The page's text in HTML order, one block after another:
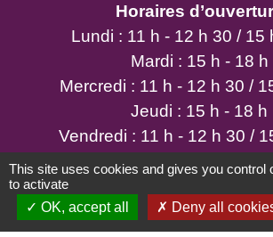
Horaires
Lundi : 11 h - 12 h 30 / 15
Mardi : 15 h - 18 h
Mercredi : 11 h - 12 h 30 /
Jeudi : 15 h - 18 h
Vendredi : 11 h - 12 h 30 /
Samedi : 9 h - 12 h
This site uses cookies and gives you control
to activate
OK, accept all
Deny all